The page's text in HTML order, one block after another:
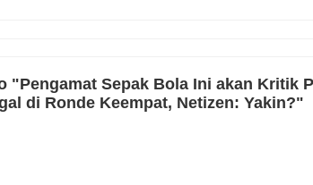
"Pengamat Sepak Bola Ini akan Kritik
di Ronde Keempat, Netizen: Yakin?"